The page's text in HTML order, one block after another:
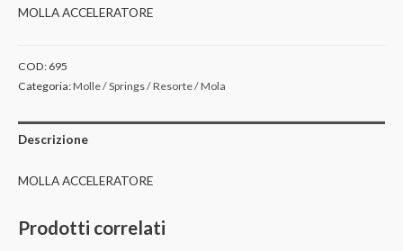
MOLLA ACCELERATORE
COD: 695
Categoria:Molle / Springs / Resorte / Mola
Descrizione
MOLLA ACCELERATORE
Prodotti correlati